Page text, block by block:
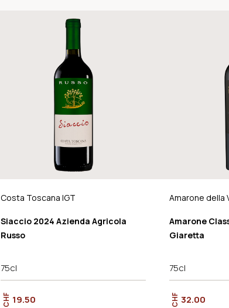
Costa Toscana IGT
Siaccio 2024 Azienda Agricola
Russo
75cl
CHF 19.50
Amarone della
Amarone
Giaretta
75cl
CHF 32.00